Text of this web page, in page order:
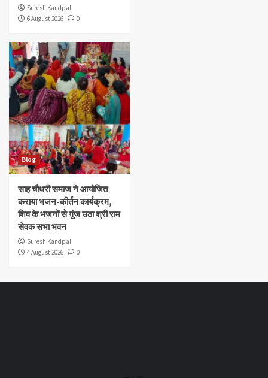
Suresh Kandpal
6 August 2026
0
Blog
साह चौधरी समाज ने आयोजित
कराया भजन-कीर्तन कार्यक्रम,
शिव के भजनों से गूंज उठा श्री राम
सेवक सभा भवन
Suresh Kandpal
4 August 2026
0